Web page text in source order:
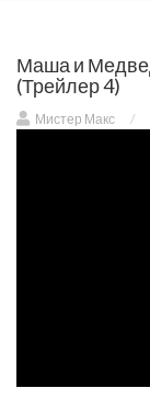
Маша и
(Трейлер 4)
Мистер Макс /